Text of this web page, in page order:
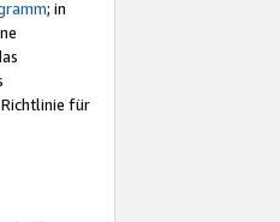
; in
für